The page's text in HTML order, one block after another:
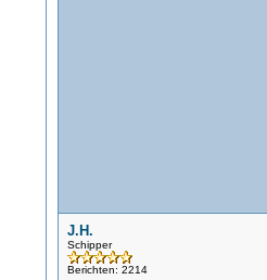
J.H.
Schipper
Berichten: 2214